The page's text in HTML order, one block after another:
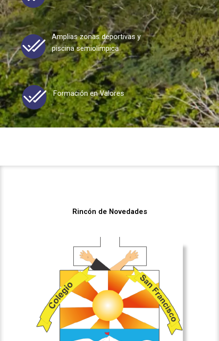
Amplias zonas deportivas y
piscina semiolímpica
Formación en Valores
Rincón de Novedades